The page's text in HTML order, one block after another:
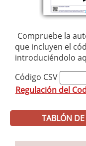
Compruebe la
que incluyen el
introduciéndolo
Código CSV
Regulación del
TABLÓN